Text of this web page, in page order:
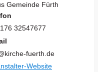
Gemeinde Fürth
32547677
fuerth.de
Website